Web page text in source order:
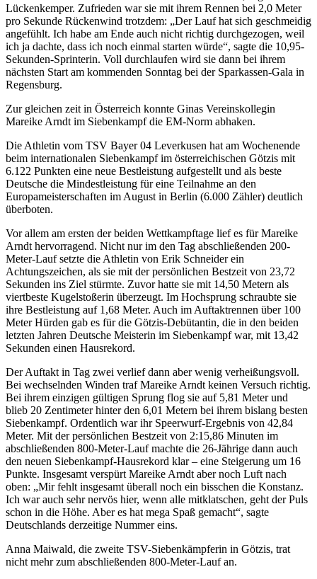
Lückenkemper. Zufrieden war sie mit ihrem Rennen bei 2,0 Meter
pro Sekunde Rückenwind trotzdem: „Der Lauf hat sich geschmeidig
angefühlt. Ich habe am Ende auch nicht richtig durchgezogen, weil
ich ja dachte, dass ich noch einmal starten würde“, sagte die 10,95-
Sekunden-Sprinterin. Voll durchlaufen wird sie dann bei ihrem
nächsten Start am kommenden Sonntag bei der Sparkassen-Gala in
Regensburg.
Zur gleichen zeit in Österreich konnte Ginas Vereinskollegin
Mareike Arndt im Siebenkampf die EM-Norm abhaken.
Die Athletin vom TSV Bayer 04 Leverkusen hat am Wochenende
beim internationalen Siebenkampf im österreichischen Götzis mit
6.122 Punkten eine neue Bestleistung aufgestellt und als beste
Deutsche die Mindestleistung für eine Teilnahme an den
Europameisterschaften im August in Berlin (6.000 Zähler) deutlich
überboten.
Vor allem am ersten der beiden Wettkampftage lief es für Mareike
Arndt hervorragend. Nicht nur im den Tag abschließenden 200-
Meter-Lauf setzte die Athletin von Erik Schneider ein
Achtungszeichen, als sie mit der persönlichen Bestzeit von 23,72
Sekunden ins Ziel stürmte. Zuvor hatte sie mit 14,50 Metern als
viertbeste Kugelstoßerin überzeugt. Im Hochsprung schraubte sie
ihre Bestleistung auf 1,68 Meter. Auch im Auftaktrennen über 100
Meter Hürden gab es für die Götzis-Debütantin, die in den beiden
letzten Jahren Deutsche Meisterin im Siebenkampf war, mit 13,42
Sekunden einen Hausrekord.
Der Auftakt in Tag zwei verlief dann aber wenig verheißungsvoll.
Bei wechselnden Winden traf Mareike Arndt keinen Versuch richtig.
Bei ihrem einzigen gültigen Sprung flog sie auf 5,81 Meter und
blieb 20 Zentimeter hinter den 6,01 Metern bei ihrem bislang besten
Siebenkampf. Ordentlich war ihr Speerwurf-Ergebnis von 42,84
Meter. Mit der persönlichen Bestzeit von 2:15,86 Minuten im
abschließenden 800-Meter-Lauf machte die 26-Jährige dann auch
den neuen Siebenkampf-Hausrekord klar – eine Steigerung um 16
Punkte. Insgesamt verspürt Mareike Arndt aber noch Luft nach
oben: „Mir fehlt insgesamt überall noch ein bisschen die Konstanz.
Ich war auch sehr nervös hier, wenn alle mitklatschen, geht der Puls
schon in die Höhe. Aber es hat mega Spaß gemacht“, sagte
Deutschlands derzeitige Nummer eins.
Anna Maiwald, die zweite TSV-Siebenkämpferin in Götzis, trat
nicht mehr zum abschließenden 800-Meter-Lauf an.